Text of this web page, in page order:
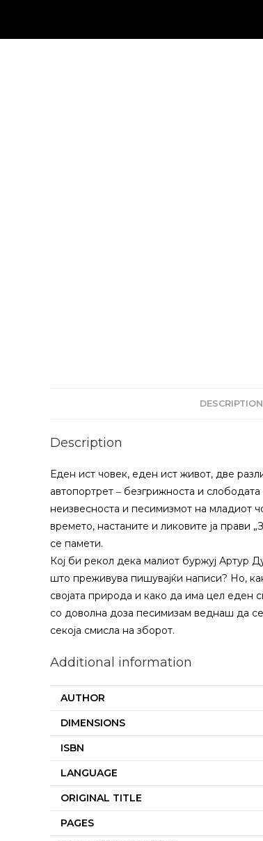
content
DESCRIPTION
Description
Еден ист човек, еден ист живот, две
автопортрет ‒ безгрижноста и
неизвесноста и песимизмот на младиот
времето, настаните и ликовите ја прави
се памети.
Кој би рекол дека малиот буржуј Артур
што преживува пишувајќи написи? Но,
својата природа и како да има цел
со доволна доза песимизам веднаш да
секоја смисла на зборот.
Additional information
AUTHOR
DIMENSIONS
ISBN
LANGUAGE
ORIGINAL TITLE
PAGES